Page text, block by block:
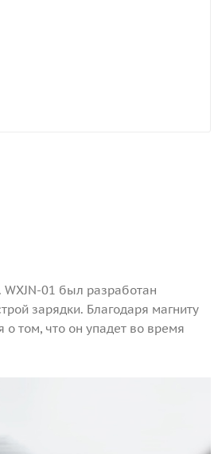
WXJN-01 был разработан
зарядки. Благодаря магниту
том, что он упадет во время